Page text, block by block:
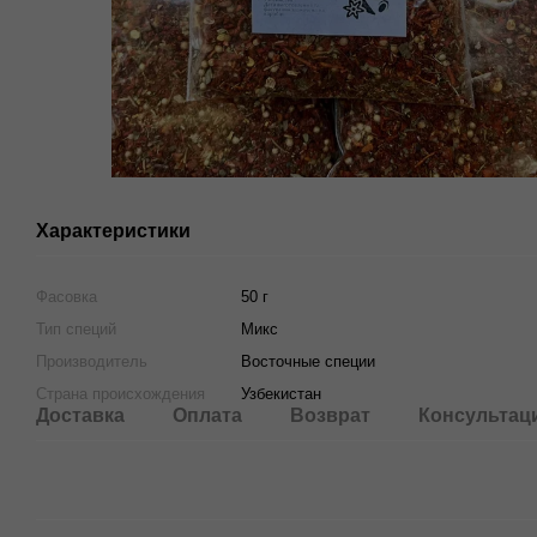
Характеристики
Фасовка
50 г
Тип специй
Микс
Производитель
Восточные специи
Страна происхождения
Узбекистан
Доставка Оплата Возврат